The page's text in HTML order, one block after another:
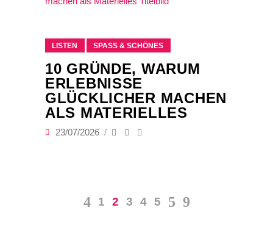
LISTEN SPASS & SCHÖNES
10 GRÜNDE, WARUM
ERLEBNISSE
GLÜCKLICHER MACHEN
ALS MATERIELLES
23/07/2026
1 2 3 4 5